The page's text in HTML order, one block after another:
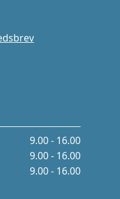
9.00 - 16.00
9.00 - 16.00
9.00 - 16.00